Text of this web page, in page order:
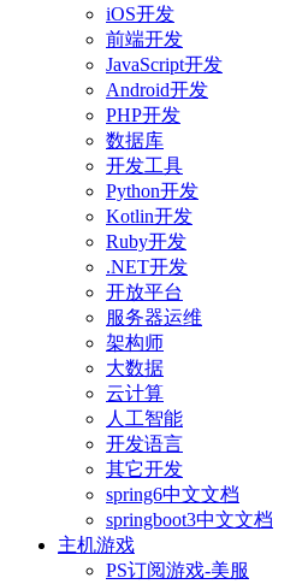
iOS开发
前端开发
JavaScript开发
Android开发
PHP开发
数据库
开发工具
Python开发
Kotlin开发
Ruby开发
.NET开发
开放平台
服务器运维
架构师
大数据
云计算
人工智能
开发语言
其它开发
spring6中文文档
springboot3中文文档
主机游戏
PS订阅游戏-美服